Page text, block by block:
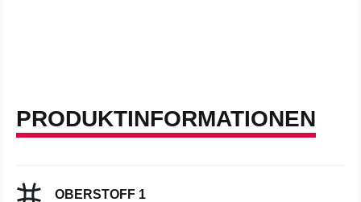
PRODUKTINFORMATIONEN
OBERSTOFF 1